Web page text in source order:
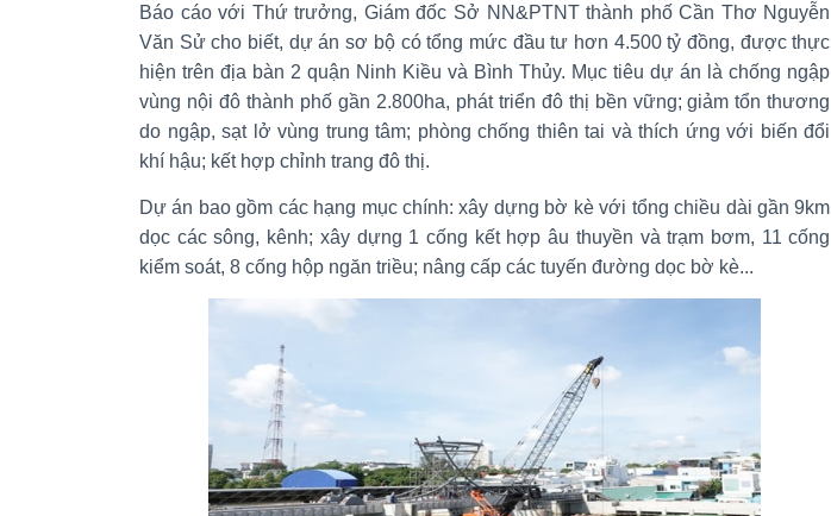
Báo cáo với Thứ trưởng, Giám đốc Sở NN&PTNT thành phố Cần Thơ Nguyễn
Văn Sử cho biết, dự án sơ bộ có tổng mức đầu tư hơn 4.500 tỷ đồng, được thực
hiện trên địa bàn 2 quận Ninh Kiều và Bình Thủy. Mục tiêu dự án là chống ngập
vùng nội đô thành phố gần 2.800ha, phát triển đô thị bền vững; giảm tổn thương
do ngập, sạt lở vùng trung tâm; phòng chống thiên tai và thích ứng với biến đổi
khí hậu; kết hợp chỉnh trang đô thị.
Dự án bao gồm các hạng mục chính: xây dựng bờ kè với tổng chiều dài gần 9km
dọc các sông, kênh; xây dựng 1 cống kết hợp âu thuyền và trạm bơm, 11 cống
kiểm soát, 8 cống hộp ngăn triều; nâng cấp các tuyến đường dọc bờ kè...